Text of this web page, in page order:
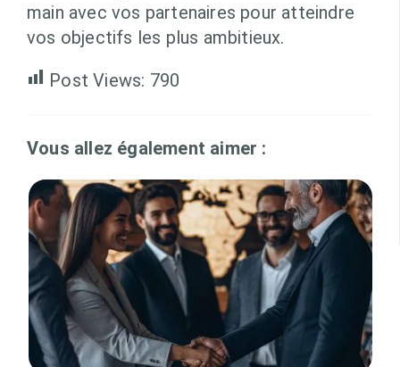
main avec vos partenaires pour atteindre
vos objectifs les plus ambitieux.
Post Views: 790
Vous allez également aimer :